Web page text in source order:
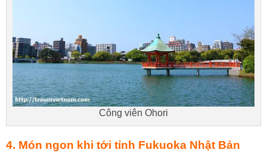
Công viên Ohori
4. Món ngon khi tới tỉnh Fukuoka Nhật Bản